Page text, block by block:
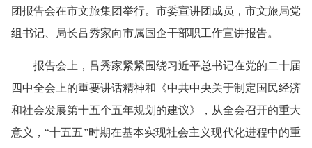
团报告会在市文旅集团举行。市委宣讲团成员，市文旅局党
组书记、局长吕秀家向市属国企干部职工作宣讲报告。
报告会上，吕秀家紧紧围绕习近平总书记在党的二十届
四中全会上的重要讲话精神和《中共中央关于制定国民经济
和社会发展第十五个五年规划的建议》，从全会召开的重大
意义，“十五五”时期在基本实现社会主义现代化进程中的重